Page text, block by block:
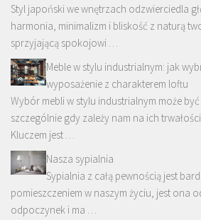
Styl japoński we wnętrzach odzwierciedla
harmonia, minimalizm i bliskość z naturą
sprzyjającą spokojowi …
Meble w stylu industrialnym: jak
wyposażenie z charakterem loftu
Wybór mebli w stylu industrialnym może
szczególnie gdy zależy nam na ich
Kluczem jest …
Nasza sypialnia
Sypialnia z całą pewnością jest
pomieszczeniem w naszym życiu, jest ona
odpoczynek i ma …